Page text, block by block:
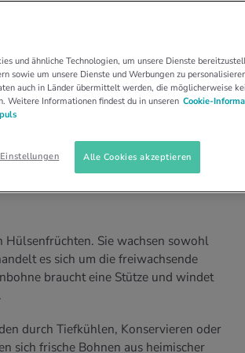
Genuss
ältesten Kulturpflanzen der
Weg zu uns.
Hülsenfrüchten. Sie wachsen sowohl
es sich um die freiwachsende
braucht eine Stütze und windet
durch Tiefkühlen, Konservieren oder
sich frische Bohnen aus heimischer
und ähnliche Technologien, um unsere Dienste
sowie um unsere Dienste und Werbungen zu
auch in Länder übermittelt werden, die möglicherweise
Weitere Informationen findest du in unseren Cookie-
Alle Cookies akzeptieren